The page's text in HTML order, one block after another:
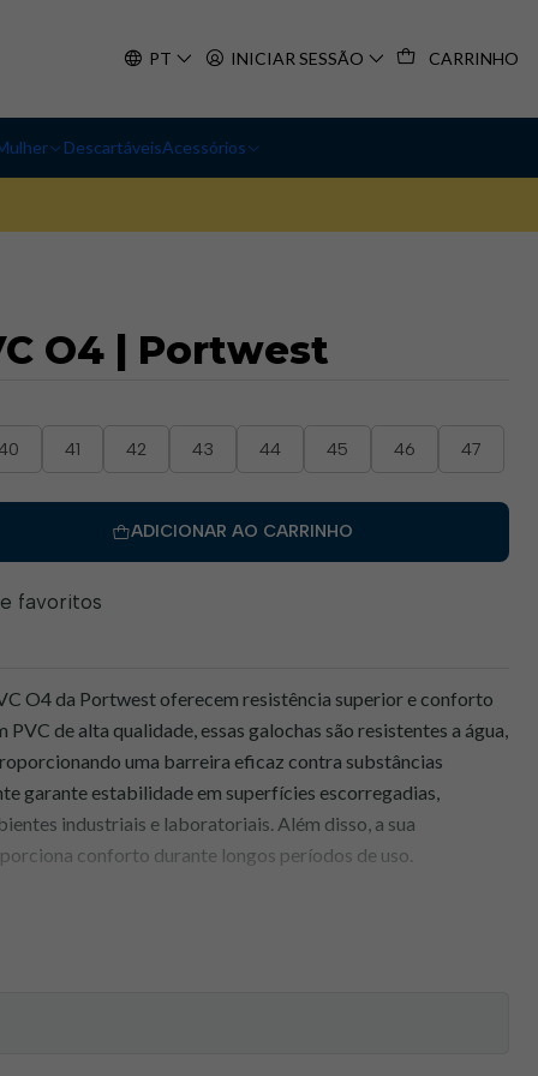
PT INICIAR SESSÃO CARRINHO
DescartáveisAcessórios
O4 | Portwest
41 42 43 44 45 46 47
ADICIONAR AO CARRINHO
favoritos
O4 da Portwest oferecem resistência superior e conforto
de alta qualidade, essas galochas são resistentes a água,
uma barreira eficaz contra substâncias
garante estabilidade em superfícies escorregadias,
industriais e laboratoriais. Além disso, a sua
conforto durante longos períodos de uso.